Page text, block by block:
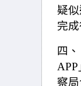
疑
完
四
察